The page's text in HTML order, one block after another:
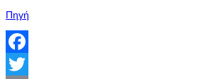
Πηγή
Facebook